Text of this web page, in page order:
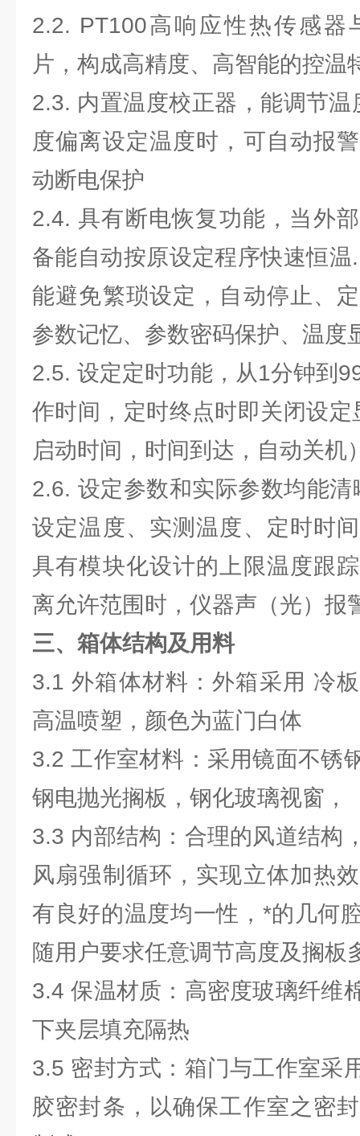
2.2. PT100高响应性热传感器
片，构成高精度、高智能的控温
2.3. 内置温度校正器，能调节
度偏离设定温度时，可自动报
动断电保护
2.4. 具有断电恢复功能，当外
备能自动按原设定程序快速恒
能避免繁琐设定，自动停止、
参数记忆、参数密码保护、温度
2.5. 设定定时功能，从1分钟到
作时间，定时终点时即关闭设
启动时间，时间到达，自动关机
2.6. 设定参数和实际参数均能
设定温度、实测温度、定时时
具有模块化设计的上限温度跟
离允许范围时，仪器声（光）报
三、箱体结构及用料
3.1 外箱体材料：外箱采用 冷
高温喷塑，颜色为蓝门白体
3.2 工作室材料：采用镜面不锈
钢电抛光搁板，钢化玻璃视窗，
3.3 内部结构：合理的风道结构
风扇强制循环，实现立体加热
有良好的温度均一性，*的几何
随用户要求任意调节高度及搁板
3.4 保温材质：高密度玻璃纤维
下夹层填充隔热
3.5 密封方式：箱门与工作室采
胶密封条，以确保工作室之密